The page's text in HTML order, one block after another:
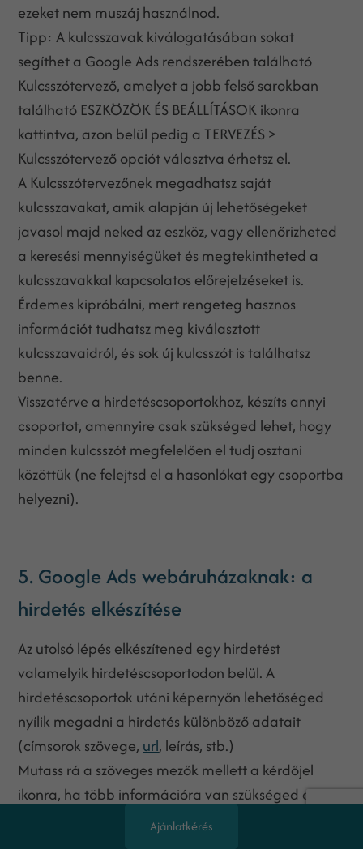
ezeket nem muszáj használnod.
Tipp: A kulcsszavak kiválogatásában sokat
segíthet a Google Ads rendszerében található
Kulcsszótervező, amelyet a jobb felső sarokban
található ESZKÖZÖK ÉS BEÁLLÍTÁSOK ikonra
kattintva, azon belül pedig a TERVEZÉS >
Kulcsszótervező opciót választva érhetsz el.
A Kulcsszótervezőnek megadhatsz saját
kulcsszavakat, amik alapján új lehetőségeket
javasol majd neked az eszköz, vagy ellenőrizheted
a keresési mennyiségüket és megtekintheted a
kulcsszavakkal kapcsolatos előrejelzéseket is.
Érdemes kipróbálni, mert rengeteg hasznos
információt tudhatsz meg kiválasztott
kulcsszavaidról, és sok új kulcsszót is találhatsz
benne.
Visszatérve a hirdetéscsoportokhoz, készíts annyi
csoportot, amennyire csak szükséged lehet, hogy
minden kulcsszót megfelelően el tudj osztani
közöttük (ne felejtsd el a hasonlókat egy csoportba
helyezni).
5. Google Ads webáruházaknak: a
hirdetés elkészítése
Az utolsó lépés elkészítened egy hirdetést
valamelyik hirdetéscsoportodon belül. A
hirdetéscsoportok utáni képernyőn lehetőséged
nyílik megadni a hirdetés különböző adatait
(címsorok szövege, url, leírás, stb.)
Mutass rá a szöveges mezők mellett a kérdőjel
ikonra, ha több információra van szükséged a
különböző adatmezőkről. Készítsd el első
Ajánlatkérés